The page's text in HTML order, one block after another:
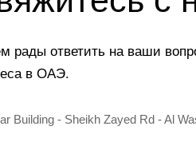
рады ответить на ваши
в ОАЭ.
Building - Sheikh Zayed Rd - Al